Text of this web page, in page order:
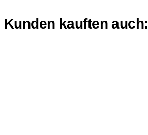
Kunden kauften auch: